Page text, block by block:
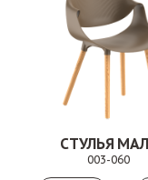
СТУЛЬЯ
003-060